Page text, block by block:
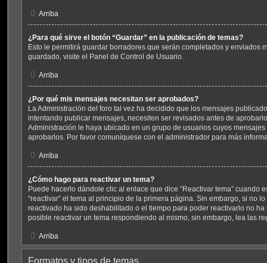
Arriba
¿Para qué sirve el botón “Guardar” en la publicación de temas?
Esto le permitirá guardar borradores que serán completados y enviados
guardado, visite el Panel de Control de Usuario.
Arriba
¿Por qué mis mensajes necesitan ser aprobados?
La Administración del foro tal vez ha decidido que los mensajes
intentando publicar mensajes, necesiten ser revisados antes de
Administración le haya ubicado en un grupo de usuarios cuyos
aprobarlos. Por favor comuníquese con el administrador para más
Arriba
¿Cómo hago para reactivar un tema?
Puede hacerlo dándole clic al enlace que dice “Reactivar tema” cuando
“reactivar” el tema al principio de la primera página. Sin embargo, si no
reactivado ha sido deshabilitado o el tiempo para poder reactivarlo no
posible reactivar un tema respondiendo al mismo, sin embargo, lea las
Arriba
Formatos y tipos de temas